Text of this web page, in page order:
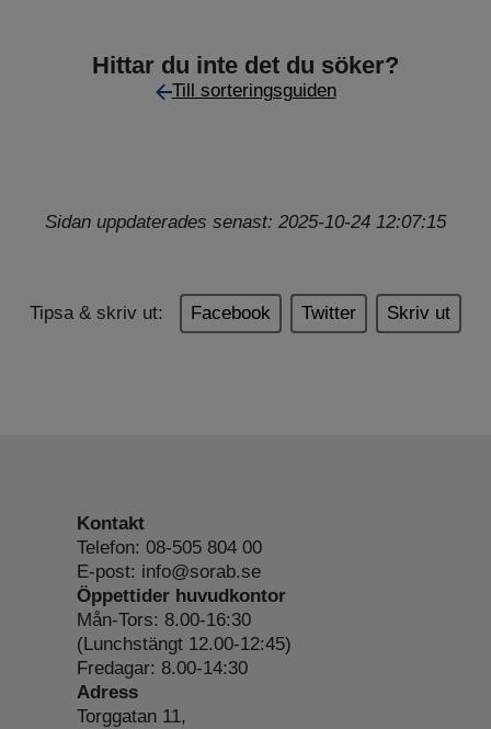
Hittar du inte det du söker?
Till sorteringsguiden
Sidan uppdaterades senast: 2025-10-24 12:07:15
Tipsa & skriv ut: Facebook Twitter Skriv ut
Kontakt
Telefon: 08-505 804 00
E-post: info@sorab.se
Öppettider huvudkontor
Mån-Tors: 8.00-16:30
(Lunchstängt 12.00-12:45)
Fredagar: 8.00-14:30
Adress
Torggatan 11,